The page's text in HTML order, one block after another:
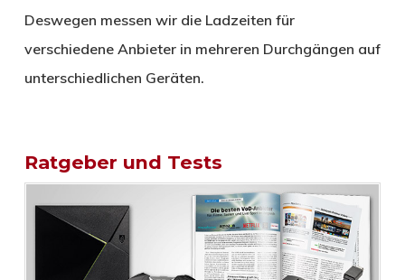
Deswegen messen wir die Ladzeiten für
verschiedene Anbieter in mehreren Durchgängen auf
unterschiedlichen Geräten.
Ratgeber und Tests